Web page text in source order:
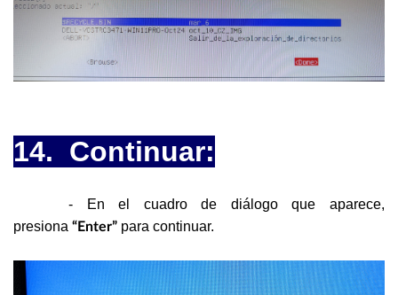
14. Continuar:
- En el cuadro de diálogo que aparece,
presiona “Enter” para continuar.